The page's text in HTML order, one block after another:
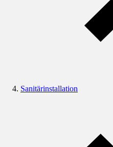
Sanitärinstallation